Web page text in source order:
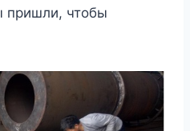
пришли, чтобы